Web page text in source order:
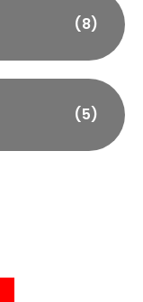
(8)
(5)